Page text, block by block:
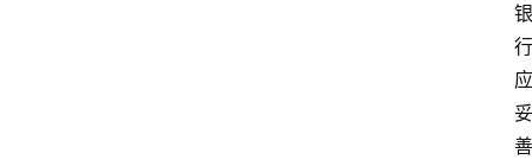
银
行
应
妥
善